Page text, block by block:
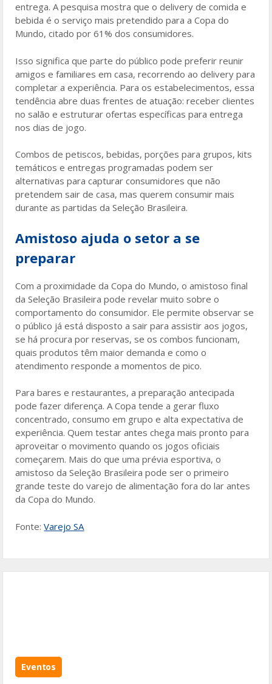
entrega. A pesquisa mostra que o delivery de comida e
bebida é o serviço mais pretendido para a Copa do
Mundo, citado por 61% dos consumidores.
Isso significa que parte do público pode preferir reunir
amigos e familiares em casa, recorrendo ao delivery para
completar a experiência. Para os estabelecimentos, essa
tendência abre duas frentes de atuação: receber clientes
no salão e estruturar ofertas específicas para entrega
nos dias de jogo.
Combos de petiscos, bebidas, porções para grupos, kits
temáticos e entregas programadas podem ser
alternativas para capturar consumidores que não
pretendem sair de casa, mas querem consumir mais
durante as partidas da Seleção Brasileira.
Amistoso ajuda o setor a se
preparar
Com a proximidade da Copa do Mundo, o amistoso final
da Seleção Brasileira pode revelar muito sobre o
comportamento do consumidor. Ele permite observar se
o público já está disposto a sair para assistir aos jogos,
se há procura por reservas, se os combos funcionam,
quais produtos têm maior demanda e como o
atendimento responde a momentos de pico.
Para bares e restaurantes, a preparação antecipada
pode fazer diferença. A Copa tende a gerar fluxo
concentrado, consumo em grupo e alta expectativa de
experiência. Quem testar antes chega mais pronto para
aproveitar o movimento quando os jogos oficiais
começarem. Mais do que uma prévia esportiva, o
amistoso da Seleção Brasileira pode ser o primeiro
grande teste do varejo de alimentação fora do lar antes
da Copa do Mundo.
Fonte:Varejo SA
Eventos